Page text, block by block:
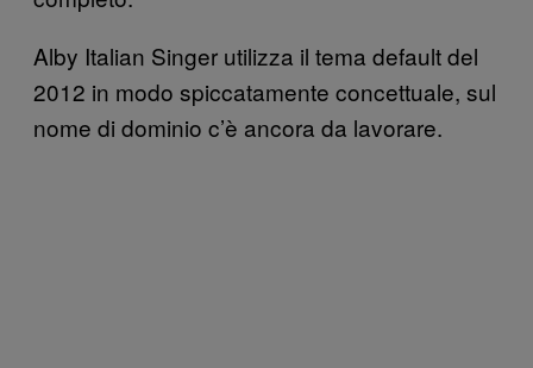
Alby Italian Singer utilizza il tema default del
2012 in modo spiccatamente concettuale, sul
nome di dominio c’è ancora da lavorare.